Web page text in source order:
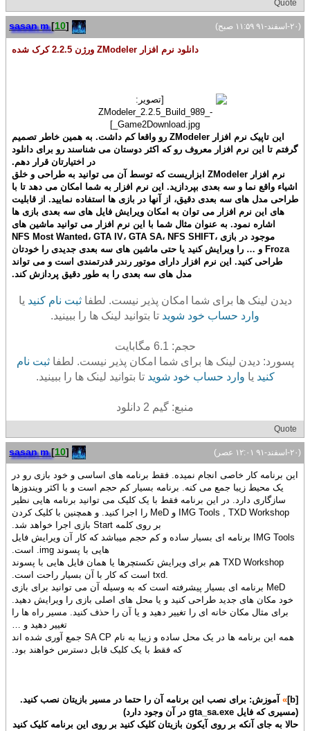
Quote
(۲۰-اسفند-۹۱ ۱۱:۵۹ صبح) sasan m[10]
دانلود نرم افزار ZModeler ورژن 2.2.5 کرک شده
این تاپیک نرم افزار ZModeler رو واقعا کم داشت. به همین خاطر تصمیم
گرفتم تا این نرم افزار معروف رو که اکثر دوستان می شناسند رو برای دانلود
در اختیارتان قرار دهم.
نرم افزار ZModeler ابزاریست که توسط آن می توانید به طراحی و خلق
اشیاء واقع نما و سه بعدی بپردازید. این نرم افزار به شما امکان می دهد تا با
طراحی مدل های سه بعدی دقیق، از آنها در بازی ها استفاده نمایید. از قابلیت
های این نرم افزار می توان به امکان ویرایش فایل های سه بعدی بازی ها
اشاره نمود. به عنوان مثال شما با این نرم افزار می توانید ماشین های
موجود در بازی NFS Most Wanted، GTA IV، GTA SA، NFS SHIFT،
Froza و … را ویرایش کنید یا حتی ماشین های سه بعدی جدیدی را خودتان
طراحی کنید. این نرم افزار دارای موتور رندر قدرتمندی است و می تواند
مدل های سه بعدی را به طور دقیق پردازش کند.
دیدن لینک ها برای شما امکان پذیر نیست. لطفاثبت نام کنید یا
وارد حساب خود شوید تا بتوانید لینک ها را ببینید.
حجم: 6.1 مگابایت
پسورد: دیدن لینک ها برای شما امکان پذیر نیست. لطفاثبت نام
کنید یا وارد حساب خود شوید تا بتوانید لینک ها را ببینید.
منبع: گیم 2 دانلود
Quote
(۲۰-اسفند-۹۱ ۱۲:۰۱ عصر) sasan m[10]
این برنامه کار خاصی انجام نمیده. فقط برنامه های اساسی و خود بازی رو در
یک محیط زیبا جمع می کنه. برنامه بسیار کم حجم است و با اکثر ویندوزها
سازگاری دارد. در این برنامه فقط با یک کلیک می توانید برنامه هایی نظیر
IMG Tools , TXD Workshop و MeD را اجرا کنید. و همچنین با کلیک کردن
بر روی کلمه Start بازی اجرا خواهد شد.
IMG Tools برنامه ای بسیار ساده و کم حجم میباشد که کار آن ویرایش فایل
هایی با پسوند img. است.
TXD Workshop هم برای ویرایش تکستچرها یا همان فایل هایی با پسوند
.txd است که کار با آن بسیار راحت است.
MeD برنامه ای بسیار پیشرفته است که به وسیله آن می توانید برای بازی
خود مکان های جدید طراحی کنید و یا محل های اصلی بازی را ویرایش دهید.
برای مثال مکان خانه ای را تغییر دهید و یا آن را حذف کنید. مسیر راه ها را
تغییر دهید و …
همه این برنامه ها در یک محل ساده و زیبا به نام SA CP جمع آوری شده اند
که فقط با یک کلیک قابل دسترس خواهند بود.
[b]
» آموزش: برای نصب این برنامه آن را حتما در مسیر بازیتان نصب کنید.
(مسیری که فایل gta_sa.exe در آن وجود دارد)
حالا به جای آنکه بر روی آیکون بازیتان کلیک کنید بر روی این برنامه کلیک کنید